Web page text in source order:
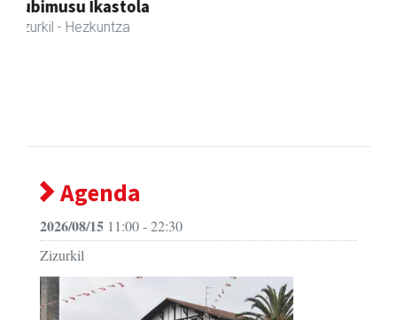
Agenda
2026/08/15 11:00 - 22:30
Zizurkil